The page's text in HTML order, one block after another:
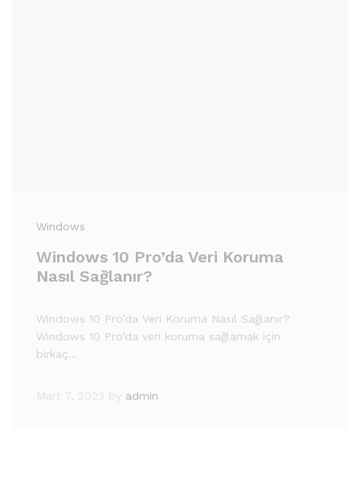
Windows
Windows 10 Pro’da Veri Koruma
Nasıl Sağlanır?
Windows 10 Pro’da Veri Koruma Nasıl Sağlanır?
Windows 10 Pro’da veri koruma sağlamak için
birkaç…
Mart 7, 2023 by admin